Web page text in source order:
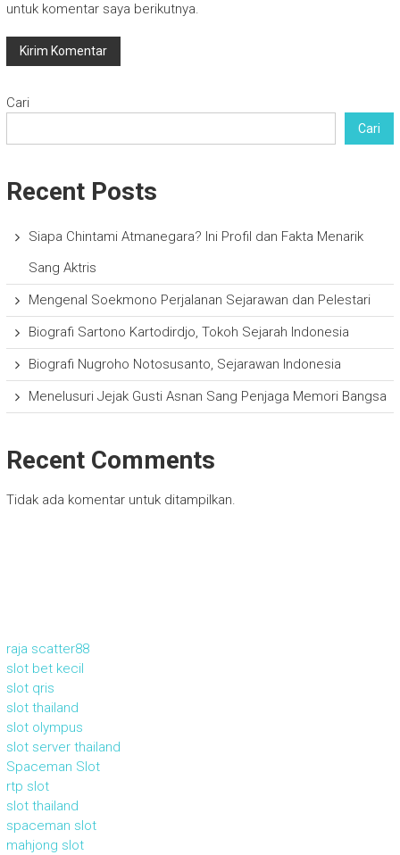
untuk komentar saya berikutnya.
Cari
Cari
Recent Posts
Siapa Chintami Atmanegara? Ini Profil dan Fakta Menarik
Sang Aktris
Mengenal Soekmono Perjalanan Sejarawan dan Pelestari
Biografi Sartono Kartodirdjo, Tokoh Sejarah Indonesia
Biografi Nugroho Notosusanto, Sejarawan Indonesia
Menelusuri Jejak Gusti Asnan Sang Penjaga Memori Bangsa
Recent Comments
Tidak ada komentar untuk ditampilkan.
raja scatter88
slot bet kecil
slot qris
slot thailand
slot olympus
slot server thailand
Spaceman Slot
rtp slot
slot thailand
spaceman slot
mahjong slot